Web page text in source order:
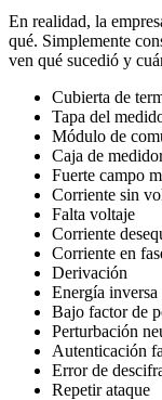
En realidad, la
qué. Simplemente
ven qué sucedió y
Cubierta de
Tapa del
Módulo de
Caja de
Fuerte campo
Corriente sin
Falta voltaje
Corriente
Corriente en
Derivación
Energía inversa
Bajo factor de
Perturbación
Autenticación
Error de
Repetir ataque